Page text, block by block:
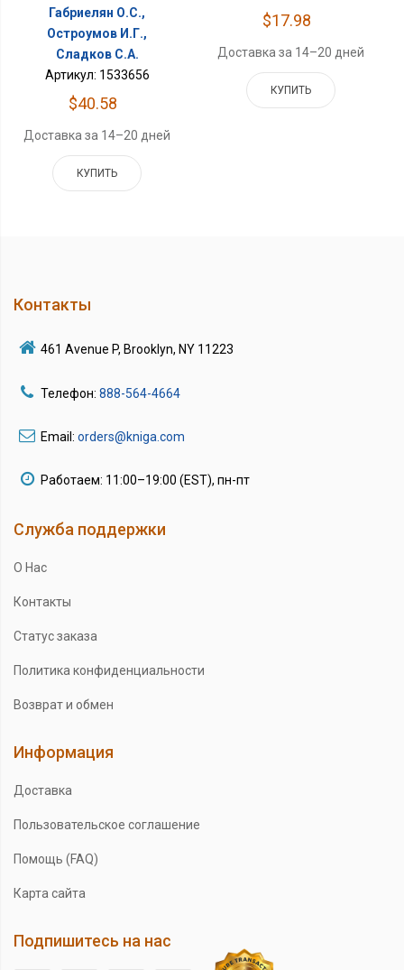
Габриелян О.С.,
Остроумов И.Г.,
Сладков С.А.
Артикул: 1533656
$40.58
Доставка за 14–20 дней
КУПИТЬ
$17.98
Доставка за 14–20 дней
КУПИТЬ
Контакты
461 Avenue P, Brooklyn, NY 11223
Телефон: 888-564-4664
Email: orders@kniga.com
Работаем: 11:00–19:00 (EST), пн-пт
Служба поддержки
О Нас
Контакты
Статус заказа
Политика конфиденциальности
Возврат и обмен
Информация
Доставка
Пользовательское соглашение
Помощь (FAQ)
Карта сайта
Подпишитесь на нас